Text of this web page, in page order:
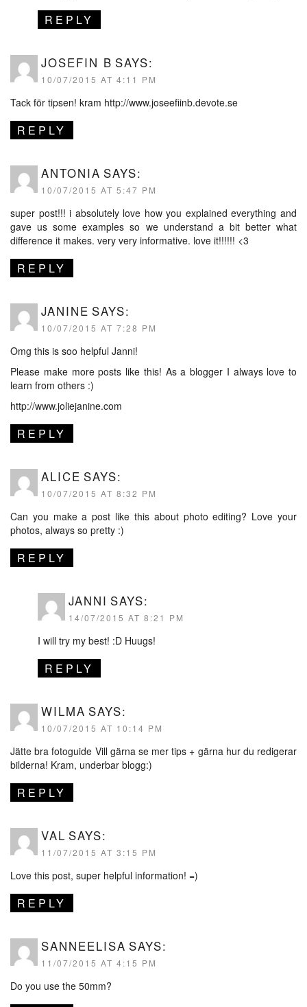
REPLY
JOSEFIN B SAYS:
10/07/2015 AT 4:11 PM
Tack för tipsen! kram http://www.joseefiinb.devote.se
REPLY
ANTONIA SAYS:
10/07/2015 AT 5:47 PM
super post!!! i absolutely love how you explained everything and
gave us some examples so we understand a bit better what
difference it makes. very very informative. love it!!!!!! <3
REPLY
JANINE SAYS:
10/07/2015 AT 7:28 PM
Omg this is soo helpful Janni!
Please make more posts like this! As a blogger I always love to
learn from others :)
http://www.joliejanine.com
REPLY
ALICE SAYS:
10/07/2015 AT 8:32 PM
Can you make a post like this about photo editing? Love your
photos, always so pretty :)
REPLY
JANNI SAYS:
14/07/2015 AT 8:21 PM
I will try my best! :D Huugs!
REPLY
WILMA SAYS:
10/07/2015 AT 10:14 PM
Jätte bra fotoguide Vill gärna se mer tips + gärna hur du redigerar
bilderna! Kram, underbar blogg:)
REPLY
VAL SAYS:
11/07/2015 AT 3:15 PM
Love this post, super helpful information! =)
REPLY
SANNEELISA SAYS:
11/07/2015 AT 4:15 PM
Do you use the 50mm?